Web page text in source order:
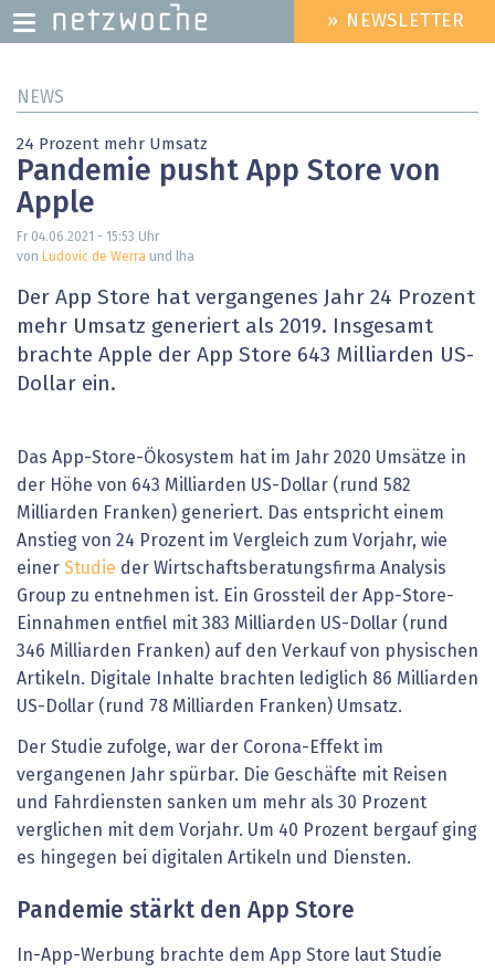
zum
HEADER
MENU
» NEWSLETTER
NEWS
24 Prozent mehr Umsatz
Pandemie pusht App Store von
Apple
Fr 04.06.2021 - 15:53 Uhr
von Ludovic de Werra und lha
Der App Store hat vergangenes Jahr 24 Prozent
mehr Umsatz generiert als 2019. Insgesamt
brachte Apple der App Store 643 Milliarden US-
Dollar ein.
Das App-Store-Ökosystem hat im Jahr 2020 Umsätze in
der Höhe von 643 Milliarden US-Dollar (rund 582
Milliarden Franken) generiert. Das entspricht einem
Anstieg von 24 Prozent im Vergleich zum Vorjahr, wie
einer Studie der Wirtschaftsberatungsfirma Analysis
Group zu entnehmen ist. Ein Grossteil der App-Store-
Einnahmen entfiel mit 383 Milliarden US-Dollar (rund
346 Milliarden Franken) auf den Verkauf von physischen
Artikeln. Digitale Inhalte brachten lediglich 86 Milliarden
US-Dollar (rund 78 Milliarden Franken) Umsatz.
Der Studie zufolge, war der Corona-Effekt im
vergangenen Jahr spürbar. Die Geschäfte mit Reisen
und Fahrdiensten sanken um mehr als 30 Prozent
verglichen mit dem Vorjahr. Um 40 Prozent bergauf ging
es hingegen bei digitalen Artikeln und Diensten.
Pandemie stärkt den App Store
In-App-Werbung brachte dem App Store laut Studie